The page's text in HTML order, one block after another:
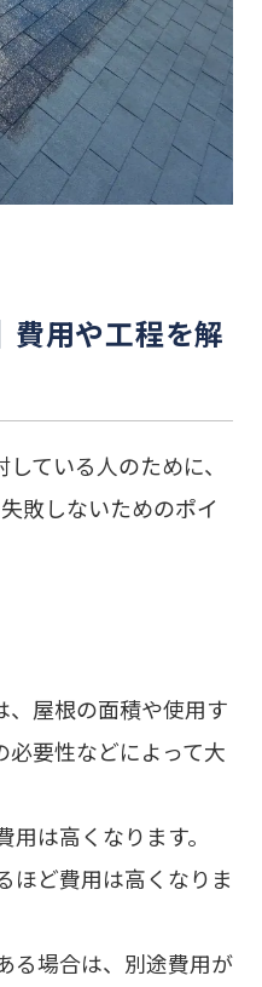
費用や工程を解
ている人のために、
敗しないためのポイ
屋根の面積や使用す
要性などによって大
用は高くなります。
ほど費用は高くなりま
る場合は、別途費用が